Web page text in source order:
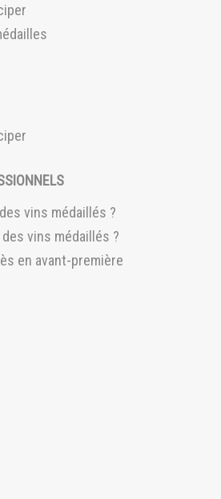
vins médaillés ?
vins médaillés ?
en avant-première